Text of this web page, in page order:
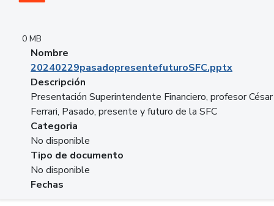
0 MB
Nombre
20240229pasadopresentefuturoSFC.pptx
Descripción
Presentación Superintendente Financiero, profesor César
Ferrari, Pasado, presente y futuro de la SFC
Categoria
No disponible
Tipo de documento
No disponible
Fechas